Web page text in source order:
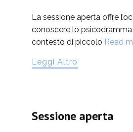
La sessione aperta offre
conoscere lo psicodramma
contesto di piccolo Read
Leggi Altro
Sessione aperta